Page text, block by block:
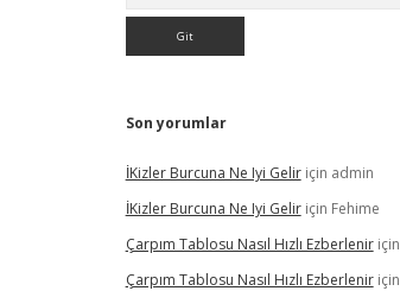
Son yorumlar
İKizler Burcuna Ne Iyi Geliriçin admin
İKizler Burcuna Ne Iyi Geliriçin Fehime
Çarpım Tablosu Nasıl Hızlı Ezberleniriçin
Çarpım Tablosu Nasıl Hızlı Ezberleniriçin